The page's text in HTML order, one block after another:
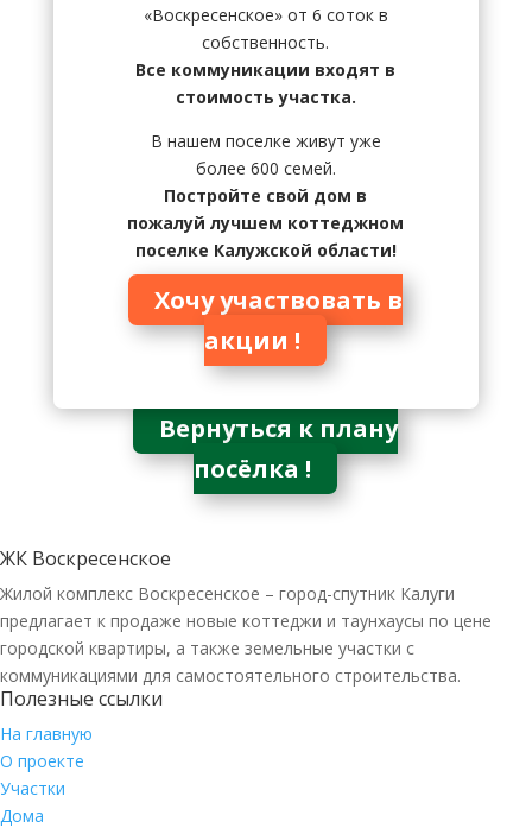
«Воскресенское» от 6 соток в
собственность.
Все коммуникации входят в
стоимость участка.
В нашем поселке живут уже
более 600 семей.
Постройте свой дом в
пожалуй лучшем коттеджном
поселке Калужской области!
Хочу участвовать в
акции !
Вернуться к плану
посёлка !
ЖК Воскресенское
Жилой комплекс Воскресенское – город-спутник Калуги
предлагает к продаже новые коттеджи и таунхаусы по цене
городской квартиры, а также земельные участки с
коммуникациями для самостоятельного строительства.
Полезные ссылки
На главную
О проекте
Участки
Дома